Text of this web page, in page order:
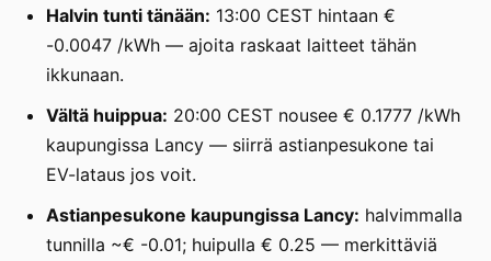
Halvin tunti tänään: 13:00 CEST hintaan €
-0.0047 /kWh — ajoita raskaat laitteet tähän
ikkunaan.
Vältä huippua: 20:00 CEST nousee € 0.1777 /kWh
kaupungissa Lancy — siirrä astianpesukone tai
EV-lataus jos voit.
Astianpesukone kaupungissa Lancy: halvimmalla
tunnilla ~€ -0.01; huipulla € 0.25 — merkittäviä